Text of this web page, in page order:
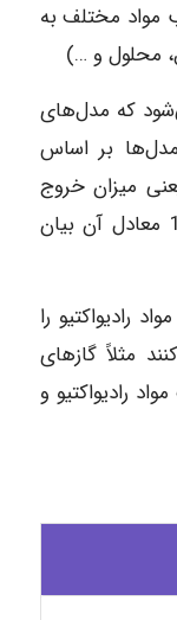
مواد مختلف به
محلول و …)
که مدل‌های
مدل‌ها بر اساس
یعنی میزان خروج
مواد رادیواکتیو بر اساس میزان ید 131 معادل آن بیان
رادیواکتیو را
مثلاً گازهای
رادیواکتیو و